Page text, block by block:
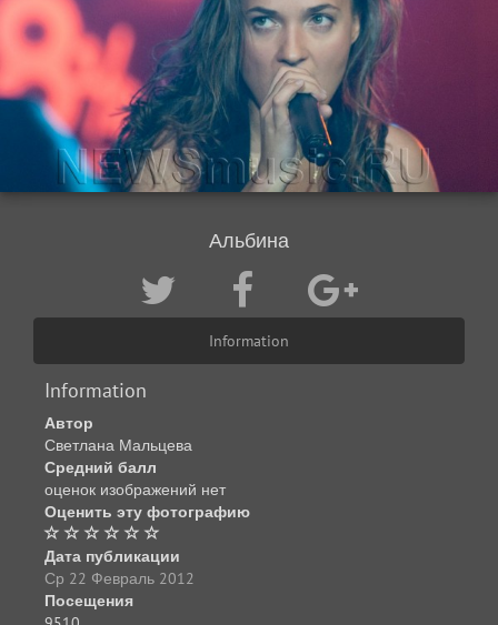
Альбина
Information
Information
Автор
Светлана Мальцева
Средний балл
оценок изображений нет
Оценить эту фотографию
Дата публикации
Ср 22 Февраль 2012
Посещения